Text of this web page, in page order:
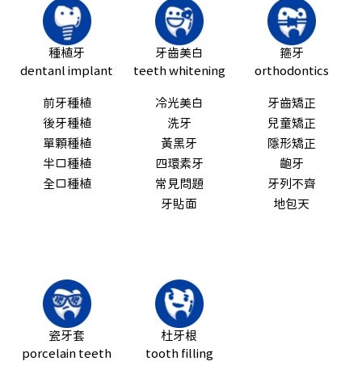
種植牙
dentanl implant
前牙種植
後牙種植
單顆種植
半口種植
全口種植
牙齒美白
teeth whitening
冷光美白
洗牙
黃黑牙
四環素牙
常見問題
牙貼面
箍牙
orthodontics
牙齒矯正
兒童矯正
隱形矯正
齙牙
牙列不齊
地包天
瓷牙套
porcelain teeth
杜牙根
tooth filling